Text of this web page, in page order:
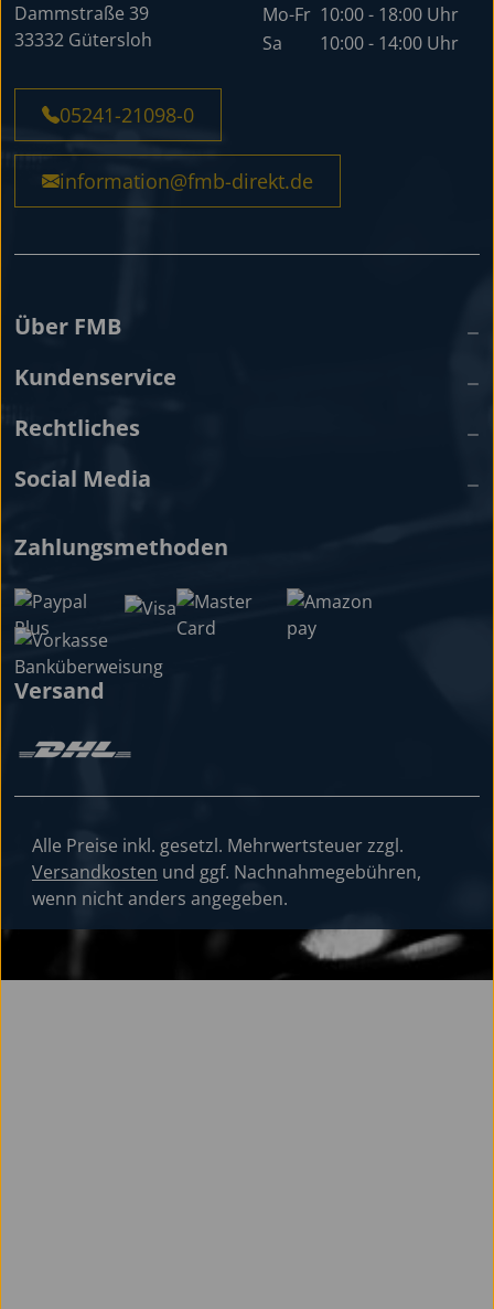
Dammstraße 39
33332 Gütersloh
Mo-Fr 10:00 - 18:00 Uhr
Sa
10:00 - 14:00 Uhr
05241-21098-0
information@fmb-direkt.de
Über FMB
Kundenservice
Rechtliches
Social Media
Zahlungsmethoden
Versand
Alle Preise inkl. gesetzl. Mehrwertsteuer zzgl.
Versandkosten und ggf. Nachnahmegebühren,
wenn nicht anders angegeben.